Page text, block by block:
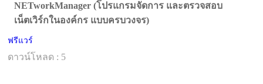
NETworkManager (โปรแกรมจัดการ และตรวจสอบ
เน็ตเวิร์กในองค์กร แบบครบวงจร)
ฟรีแวร์
ดาวน์โหลด : 5